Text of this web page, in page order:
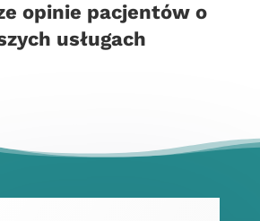
opinie pacjentów o
usługach